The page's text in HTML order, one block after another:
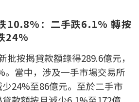
简
途。
10.8%：二手跌6.1% 轉按
24%
批按揭貸款額錄得289.6億元，
。當中，涉及一手市場交易所
24%至86億元。至於二手市